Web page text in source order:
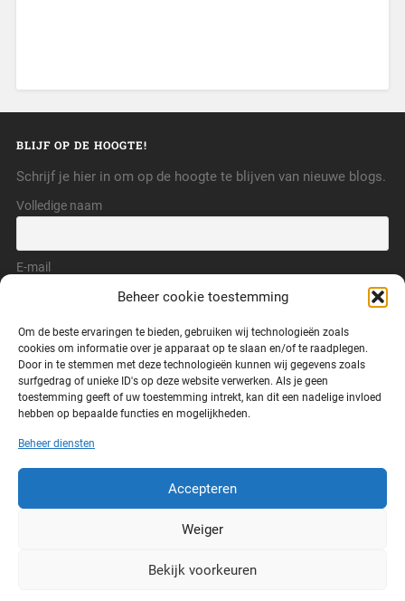
Beheer cookie toestemming
Om de beste ervaringen te bieden, gebruiken wij technologieën zoals
cookies om informatie over je apparaat op te slaan en/of te raadplegen.
Door in te stemmen met deze technologieën kunnen wij gegevens zoals
surfgedrag of unieke ID's op deze website verwerken. Als je geen
toestemming geeft of uw toestemming intrekt, kan dit een nadelige invloed
hebben op bepaalde functies en mogelijkheden.
Beheer diensten
Accepteren
Weiger
Bekijk voorkeuren
BLIJF OP DE HOOGTE!
Schrijf je hier in om op de hoogte te blijven van nieuwe blogs.
Volledige naam
E-mail
Ik geef toestemming om mijn gegevens te verwerken.